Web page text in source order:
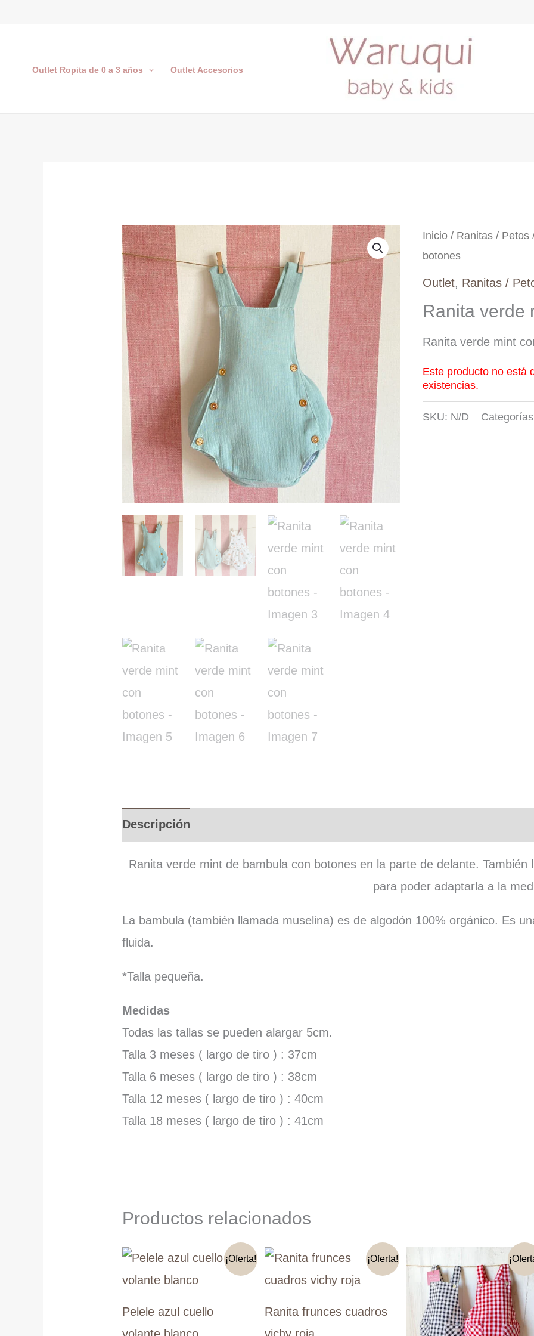
Outlet Ropita de 0 a 3 años Outlet Accesorios
Inicio / Ranitas / Petos
botones
Outlet, Ranitas /
Ranita verde
Ranita verde mint
Este producto no está
existencias.
SKU: N/D
Descripción
Ranita verde mint de bambula con botones en la parte de delante. También
para poder adaptarla a la
La bambula (también llamada muselina) es de algodón 100% orgánico. Es
fluida.
*Talla pequeña.
Medidas
Todas las tallas se pueden alargar 5cm.
Talla 3 meses ( largo de tiro ) : 37cm
Talla 6 meses ( largo de tiro ) : 38cm
Talla 12 meses ( largo de tiro ) : 40cm
Talla 18 meses ( largo de tiro ) : 41cm
Productos relacionados
¡Oferta!
Pelele azul cuello
¡Oferta!
Ranita frunces cuadros